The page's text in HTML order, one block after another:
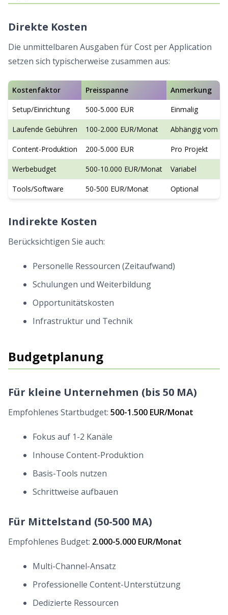
Direkte Kosten
Die unmittelbaren Ausgaben für Cost per Application
setzen sich typischerweise zusammen aus:
Kostenfaktor Preisspanne
Anmerkung
Setup/Einrichtung
500-5.000 EUR Einmalig
Laufende Gebühren 100-2.000 EUR/Monat Abhängig vom
Content-Produktion 200-5.000 EUR Pro Projekt
Werbebudget 500-10.000 EUR/Monat Variabel
Tools/Software 50-500 EUR/Monat Optional
Indirekte Kosten
Berücksichtigen Sie auch:
Personelle Ressourcen (Zeitaufwand)
Schulungen und Weiterbildung
Opportunitätskosten
Infrastruktur und Technik
Budgetplanung
Für kleine Unternehmen (bis 50 MA)
Empfohlenes Startbudget: 500-1.500 EUR/Monat
Fokus auf 1-2 Kanäle
Inhouse Content-Produktion
Basis-Tools nutzen
Schrittweise aufbauen
Für Mittelstand (50-500 MA)
Empfohlenes Budget: 2.000-5.000 EUR/Monat
Multi-Channel-Ansatz
Professionelle Content-Unterstützung
Dedizierte Ressourcen